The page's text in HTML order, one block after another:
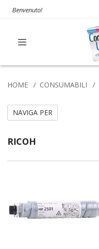
Benvenuto!
HOME CONSUMABILI
RICOH
NAVIGA PER